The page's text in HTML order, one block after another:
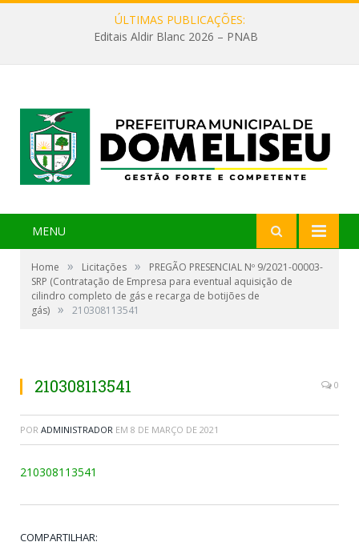
ÚLTIMAS PUBLICAÇÕES:
Editais Aldir Blanc 2026 – PNAB
MENU
Home » Licitações »
PREGÃO PRESENCIAL Nº 9/2021-00003-
SRP (Contratação de Empresa para eventual aquisição de
cilindro completo de gás e recarga de botijões de
gás) » 210308113541
210308113541 0
POR ADMINISTRADOR EM 8 DE MARÇO DE 2021
210308113541
COMPARTILHAR: